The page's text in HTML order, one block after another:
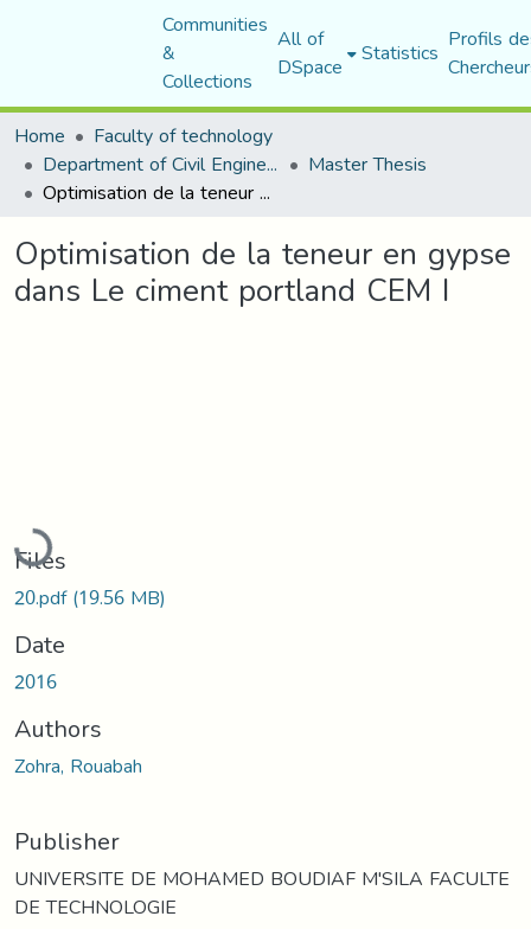
Communities
&
Collections
All of
DSpace Statistics Profils
Home
Faculty of technology
Department of Civil Engineering Master Thesis
Optimisation de la teneur en gypse dans Le ciment portland CEM I
Optimisation de la teneur en gypse
dans Le ciment portland CEM I
Loading...
Files
20.pdf(19.56 MB)
Date
2016
Authors
Zohra, Rouabah
Publisher
UNIVERSITE DE MOHAMED BOUDIAF M'SILA FACULTE
DE TECHNOLOGIE